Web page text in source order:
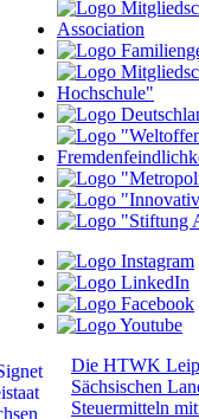
Die HTWK
Sächsischen
Steuermitteln